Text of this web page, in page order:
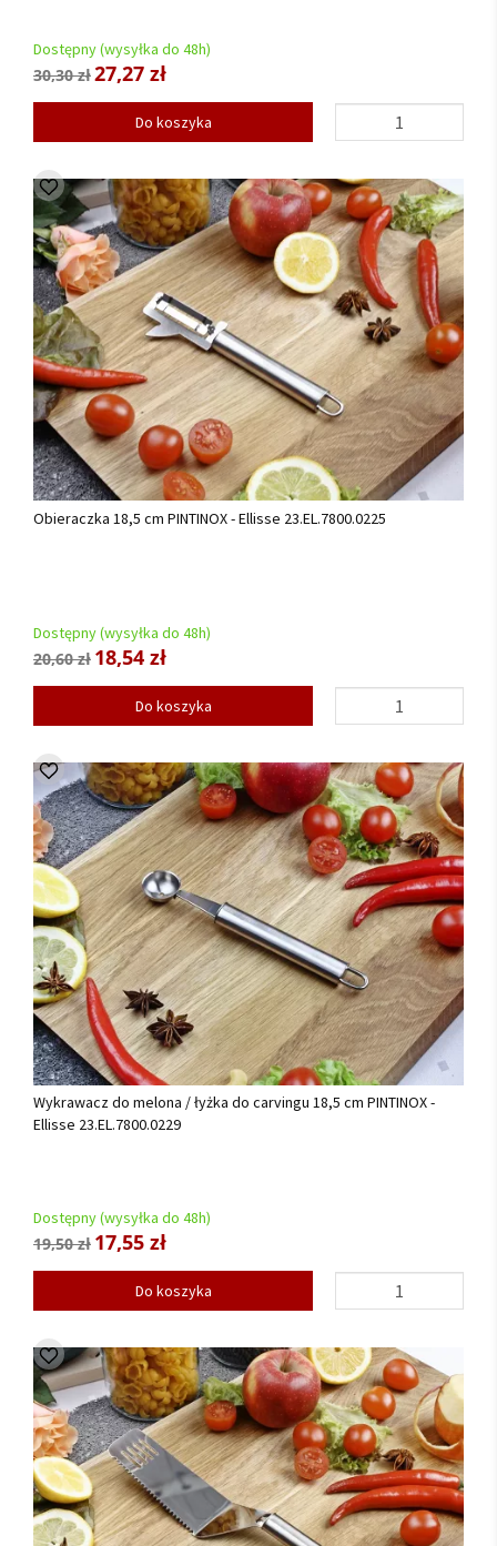
Dostępny (wysyłka do 48h)
30,30 zł27,27 zł
Do koszyka
Obieraczka 18,5 cm PINTINOX - Ellisse 23.EL.7800.0225
Dostępny (wysyłka do 48h)
20,60 zł 18,54 zł
Do koszyka
Wykrawacz do melona / łyżka do carvingu 18,5 cm PINTINOX -
Ellisse 23.EL.7800.0229
Dostępny (wysyłka do 48h)
19,50 zł 17,55 zł
Do koszyka